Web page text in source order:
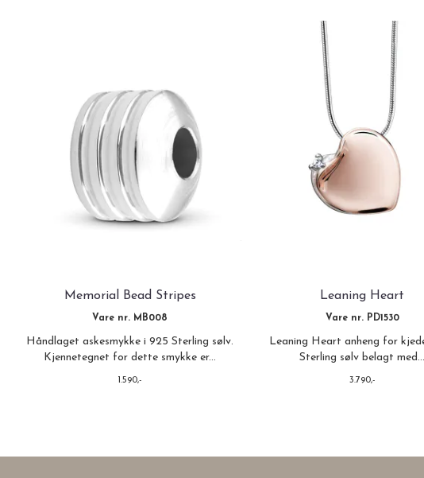
Memorial Bead Stripes
Vare nr. MB008
Håndlaget askesmykke i 925 Sterling sølv.
Kjennetegnet for dette smykke er...
1.590,-
Leaning Heart
Vare nr. PD1530
Leaning Heart anheng for
Sterling sølv belagt
3.790,-